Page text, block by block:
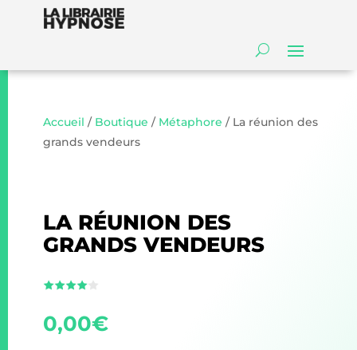
Accueil / Boutique / Métaphore / La réunion des
grands vendeurs
LA RÉUNION DES
GRANDS VENDEURS
0,00€